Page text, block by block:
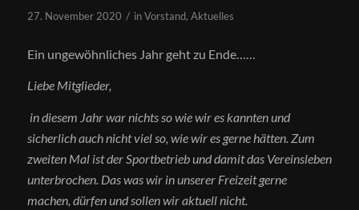
27. November 2020 / inVorstand, Aktuelles
Ein ungewöhnliches Jahr geht zu Ende……
Liebe Mitglieder,
in diesem Jahr war nichts so wie wir es kannten und
sicherlich auch nicht viel so, wie wir es gerne hätten. Zum
zweiten Mal ist der Sportbetrieb und damit das Vereinsleben
unterbrochen. Das was wir in unserer Freizeit gerne
machen, dürfen und sollen wir aktuell nicht.